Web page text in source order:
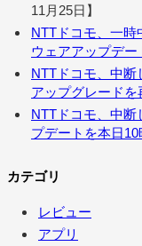
11月25日】
NTTドコモ、一時
ウェアアップデー
NTTドコモ、中断
アップグレードを
NTTドコモ、中断
プデートを本日
カテゴリ
レビュー
アプリ